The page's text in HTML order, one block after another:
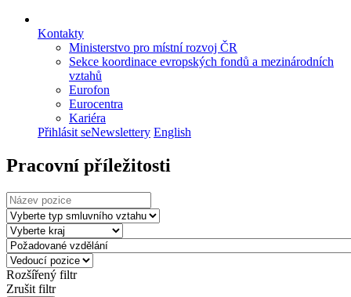
Kontakty
Ministerstvo pro místní rozvoj ČR
Sekce koordinace evropských fondů a mezinárodních
vztahů
Eurofon
Eurocentra
Kariéra
Přihlásit seNewslettery English
Pracovní příležitosti
Rozšířený filtr
Zrušit filtr